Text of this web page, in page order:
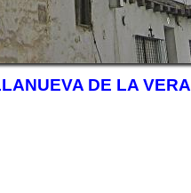
DE LA VERA